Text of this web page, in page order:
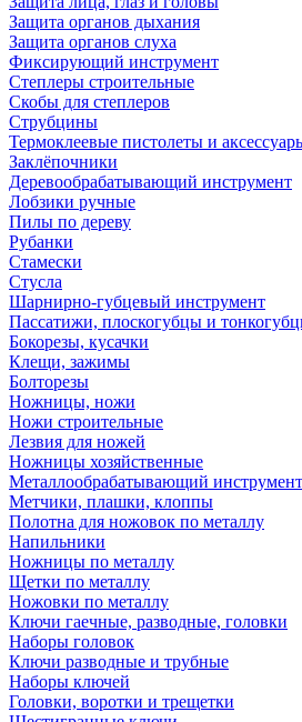
Защита органов дыхания
Защита органов слуха
Фиксирующий инструмент
Степлеры строительные
Скобы для степлеров
Струбцины
Термоклеевые пистолеты и
Заклёпочники
Деревообрабатывающий инструмент
Лобзики ручные
Пилы по дереву
Рубанки
Стамески
Стусла
Шарнирно-губцевый инструмент
Пассатижи, плоскогубцы и
Бокорезы, кусачки
Клещи, зажимы
Болторезы
Ножницы, ножи
Ножи строительные
Лезвия для ножей
Ножницы хозяйственные
Металлообрабатывающий инструмент
Метчики, плашки, клоппы
Полотна для ножовок по металлу
Напильники
Ножницы по металлу
Щетки по металлу
Ножовки по металлу
Ключи гаечные, разводные, головки
Наборы головок
Ключи разводные и трубные
Наборы ключей
Головки, воротки и трещетки